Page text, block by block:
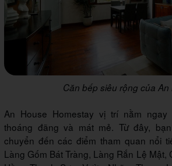
Căn bếp siêu rộng của An
An House Homestay vị trí nằm
thoáng đãng và mát mẻ. Từ đây,
chuyển đến các điểm tham quan nổi
Làng Gốm Bát Tràng, Làng Rắn Lệ Mật,